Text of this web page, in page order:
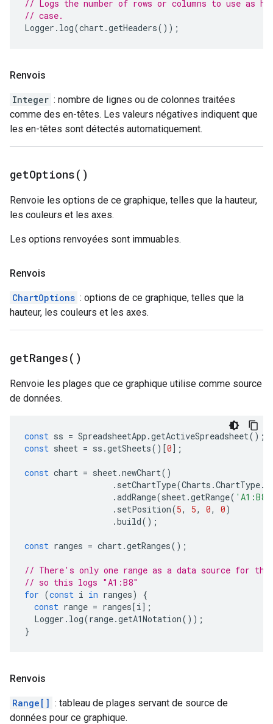
// Logs the number of rows or columns to use as
// case.
Logger . log(chart.getHeaders());
Renvois
Integer : nombre de lignes ou de colonnes traitées
comme des en-têtes. Les valeurs négatives indiquent que
les en-têtes sont détectés automatiquement.
getOptions( )
Renvoie les options de ce graphique, telles que la hauteur,
les couleurs et les axes.
Les options renvoyées sont immuables.
Renvois
ChartOptions : options de ce graphique, telles que la
hauteur, les couleurs et les axes.
getRanges( )
Renvoie les plages que ce graphique utilise comme source
de données.
const ss = SpreadsheetApp .getActiveSpreadsheet();
const sheet = ss .getSheets()[0];
const chart = sheet.newChart()
. setChartType(Charts .ChartType.
.addRange(sheet.getRange( 'A1:B8'
. setPosition(5, 5, 0, 0)
.build();
const ranges = chart.getRanges();
// There's only one range as a data source for
// so this logs "A1:B8"
for (const i in ranges)
{
const range = ranges[i];
Logger . log(range.getA1Notation());
}
Renvois
Range[] : tableau de plages servant de source de
données pour ce graphique.